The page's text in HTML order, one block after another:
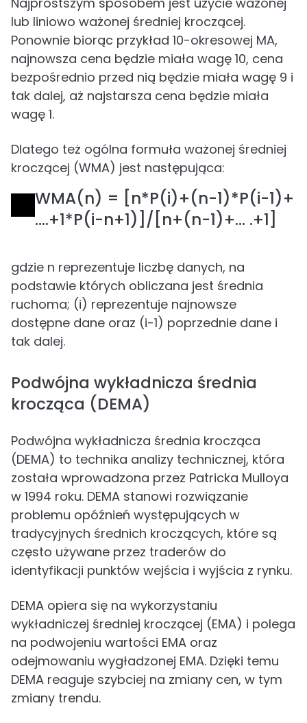
lub liniowo ważonej średniej kroczącej.
Ponownie biorąc przykład 10-okresowej MA,
najnowsza cena będzie miała wagę 10, cena
bezpośrednio przed nią będzie miała wagę 9 i
tak dalej, aż najstarsza cena będzie miała
wagę 1.
Dlatego też ogólna formuła ważonej średniej
kroczącej (WMA) jest następująca:
WMA(n) = [n*P(i)+(n-1)*P(i-1)+
….+1*P(i-n+1)]/[n+(n-1)+… .+1]
gdzie n reprezentuje liczbę danych, na
podstawie których obliczana jest średnia
ruchoma; (i) reprezentuje najnowsze
dostępne dane oraz (i-1) poprzednie dane i
tak dalej.
Podwójna wykładnicza średnia
krocząca (DEMA)
Podwójna wykładnicza średnia krocząca
(DEMA) to technika analizy technicznej, która
została wprowadzona przez Patricka Mulloya
w 1994 roku. DEMA stanowi rozwiązanie
problemu opóźnień występujących w
tradycyjnych średnich kroczących, które są
często używane przez traderów do
identyfikacji punktów wejścia i wyjścia z rynku.
DEMA opiera się na wykorzystaniu
wykładniczej średniej kroczącej (EMA) i polega
na podwojeniu wartości EMA oraz
odejmowaniu wygładzonej EMA. Dzięki temu
DEMA reaguje szybciej na zmiany cen, w tym
zmiany trendu.